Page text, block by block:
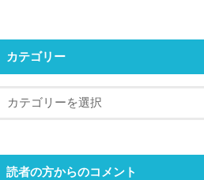
カテゴリー
読者の方からのコメント